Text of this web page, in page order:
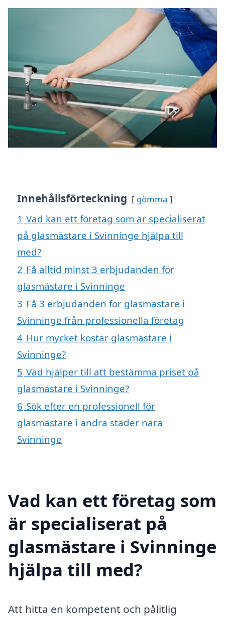
Innehållsförteckning gömma
1 Vad kan ett företag som är specialiserat
på glasmästare i Svinninge hjälpa till
med?
2 Få alltid minst 3 erbjudanden för
glasmästare i Svinninge
3 Få 3 erbjudanden för glasmästare i
Svinninge från professionella företag
4 Hur mycket kostar glasmästare i
Svinninge?
5 Vad hjälper till att bestämma priset på
glasmästare i Svinninge?
6 Sök efter en professionell för
glasmästare i andra städer nära
Svinninge
Vad kan ett företag som
är specialiserat på
glasmästare i Svinninge
hjälpa till med?
Att hitta en kompetent och pålitlig